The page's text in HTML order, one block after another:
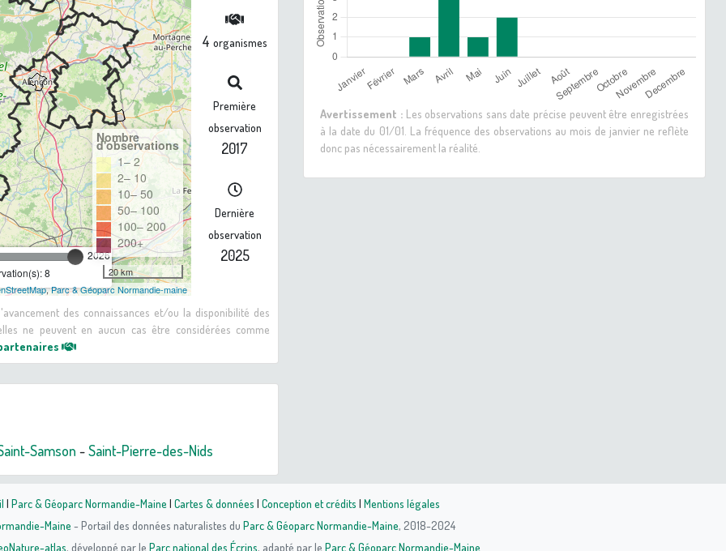
2026
8
Nombre
d'observations
1– 2
2– 10
10– 50
50– 100
100– 200
200+
20 km
,Parc & Géoparc Normandie-maine
4 organismes
Première
observation
2017
Dernière
observation
2025
des connaissances et/ou la disponibilité des
ne peuvent en aucun cas être considérées comme
Samson -Saint-Pierre-des-Nids
Avertissement :Les observations sans date précise peuvent être enregistrées
à la date du 01/01. La fréquence des observations au mois de janvier ne reflète
donc pas nécessairement la réalité.
| Parc & Géoparc Normandie-Maine | Cartes & données | Conception et crédits | Mentions légales
Maine - Portail des données naturalistes du Parc & Géoparc Normandie-Maine, 2018-2024
atlas, développé par le Parc national des Écrins, adapté par le Parc & Géoparc Normandie-Maine